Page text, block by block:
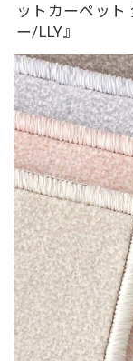
ットカーペット
ー/LLY』